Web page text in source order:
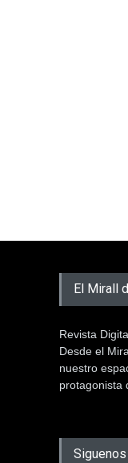
El Mirall
Revista
Desde el
nuestro
protagonista
Siguenos